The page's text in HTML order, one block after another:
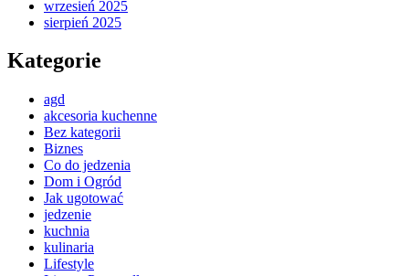
wrzesień 2025
sierpień 2025
Kategorie
agd
akcesoria kuchenne
Bez kategorii
Biznes
Co do jedzenia
Dom i Ogród
Jak ugotować
jedzenie
kuchnia
kulinaria
Lifestyle